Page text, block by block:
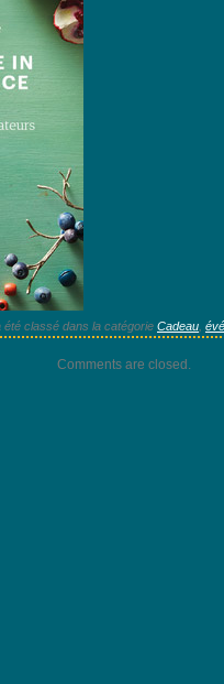
été classé dans la catégorie Cadeau
Comments are closed.